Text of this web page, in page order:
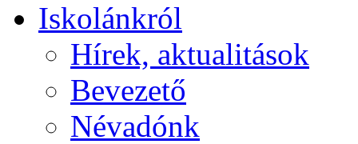
Iskolánkról
Hírek, aktualitások
Bevezető
Névadónk